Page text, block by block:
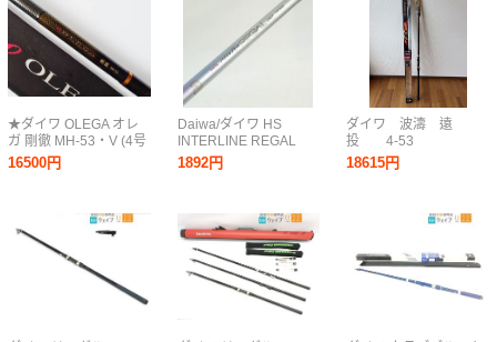
★ダイワ OLEGA オレ
ガ 剛徹 MH-53・V (4号
相当)★DAIWA
16500円
Daiwa/ダイワ HS
INTERLINE REGAL
ISO 1.5-53I インターラ
イン リーガル 磯竿 釣
1892円
ダイワ 波濤 遠
投 4-53
18615円